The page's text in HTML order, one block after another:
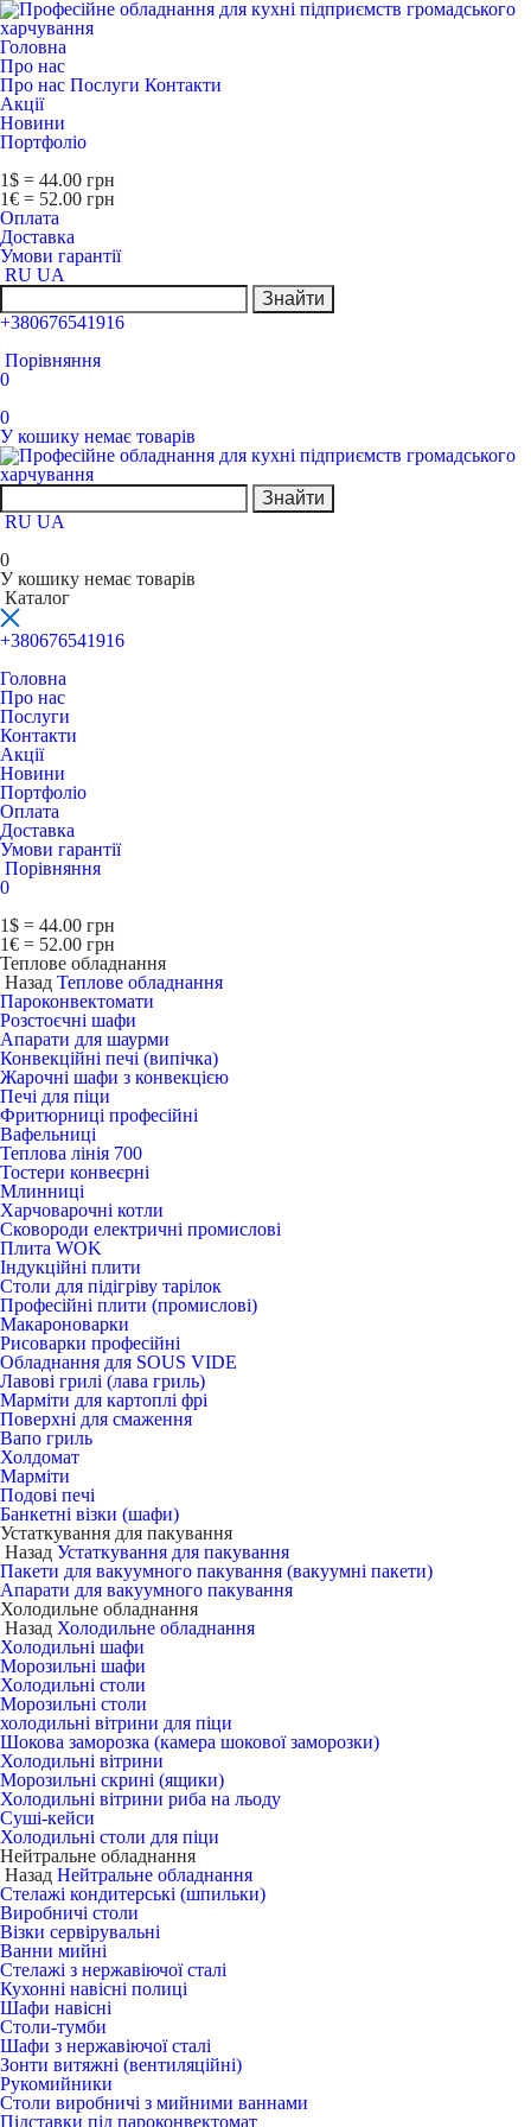
Головна
Про нас
Про нас Послуги Контакти
Акції
Новини
Портфоліо
1$ = 44.00 грн
1€ = 52.00 грн
Оплата
Доставка
Умови гарантії
RU UA
Знайти
+380676541916
Порівняння
0
0
У кошику немає товарів
Знайти
RU UA
0
У кошику немає товарів
Каталог
+380676541916
Головна
Про нас
Послуги
Контакти
Акції
Новини
Портфоліо
Оплата
Доставка
Умови гарантії
Порівняння
0
1$ = 44.00 грн
1€ = 52.00 грн
Теплове обладнання
Назад Теплове обладнання
Пароконвектомати
Розстоєчні шафи
Апарати для шаурми
Конвекційні печі (випічка)
Жарочні шафи з конвекцією
Печі для піци
Фритюрниці професійні
Вафельниці
Теплова лінія 700
Тостери конвеєрні
Млинниці
Харчоварочні котли
Сковороди електричні промислові
Плита WOK
Індукційні плити
Столи для підігріву тарілок
Професійні плити (промислові)
Макароноварки
Рисоварки професійні
Обладнання для SOUS VIDE
Лавові грилі (лава гриль)
Марміти для картоплі фрі
Поверхні для смаження
Вапо гриль
Холдомат
Марміти
Подові печі
Банкетні візки (шафи)
Устаткування для пакування
Назад Устаткування для пакування
Пакети для вакуумного пакування (вакуумні пакети)
Апарати для вакуумного пакування
Холодильне обладнання
Назад Холодильне обладнання
Холодильні шафи
Морозильні шафи
Холодильні столи
Морозильні столи
холодильні вітрини для піци
Шокова заморозка (камера шокової заморозки)
Холодильні вітрини
Морозильні скрині (ящики)
Холодильні вітрини риба на льоду
Суші-кейси
Холодильні столи для піци
Нейтральне обладнання
Назад Нейтральне обладнання
Стелажі кондитерські (шпильки)
Виробничі столи
Візки сервірувальні
Ванни мийні
Стелажі з нержавіючої сталі
Кухонні навісні полиці
Шафи навісні
Столи-тумби
Шафи з нержавіючої сталі
Зонти витяжні (вентиляційні)
Рукомийники
Столи виробничі з мийними ваннами
Підставки під пароконвектомат